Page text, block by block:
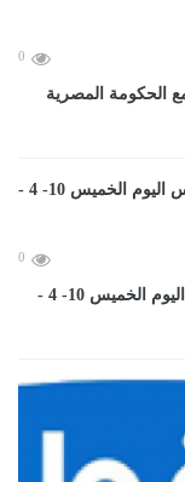
0
الحكومة المصرية
0
مواعيد قطارات "القاهرة - الإسكندرية" والعكس اليوم الخميس 10- 4 -